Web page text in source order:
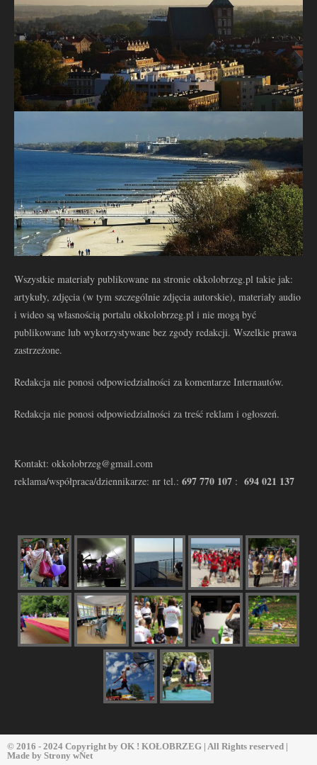
Wszystkie materiały publikowane na stronie okkolobrzeg.pl takie jak:
artykuły, zdjęcia (w tym szczególnie zdjęcia autorskie), materiały audio
i wideo są własnością portalu okkolobrzeg.pl i nie mogą być
publikowane lub wykorzystywane bez zgody redakcji. Wszelkie prawa
zastrzeżone.
Redakcja nie ponosi odpowiedzialności za komentarze Internautów.
Redakcja nie ponosi odpowiedzialności za treść reklam i ogłoszeń.
Kontakt: okkolobrzeg@gmail.com
reklama/współpraca/dziennikarze: nr tel.: 697 770 107 : 694 021 137
© 2016 - 2024 Copyright by OK ! KOŁOBRZEG | All Rights reserved |
Made by Strony wNet